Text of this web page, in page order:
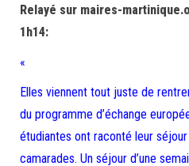
Relayé sur maires-
1h14:
«
Elles viennent tout juste de
du programme d’échange
étudiantes ont raconté leur
camarades. Un séjour d’une